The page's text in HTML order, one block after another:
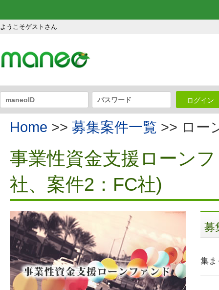
ようこそゲストさん
ログイン
Home >> 募集案件一覧 >> ロー
事業性資金支援ローン
社、案件2：FC社)
募
集ま